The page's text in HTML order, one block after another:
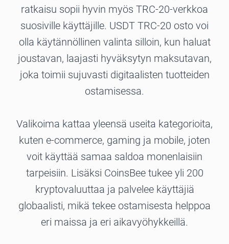
ratkaisu sopii hyvin myös TRC-20-verkkoa
suosiville käyttäjille. USDT TRC-20 osto voi
olla käytännöllinen valinta silloin, kun haluat
joustavan, laajasti hyväksytyn maksutavan,
joka toimii sujuvasti digitaalisten tuotteiden
ostamisessa.
Valikoima kattaa yleensä useita kategorioita,
kuten e-commerce, gaming ja mobile, joten
voit käyttää samaa saldoa monenlaisiin
tarpeisiin. Lisäksi CoinsBee tukee yli 200
kryptovaluuttaa ja palvelee käyttäjiä
globaalisti, mikä tekee ostamisesta helppoa
eri maissa ja eri aikavyöhykkeillä.